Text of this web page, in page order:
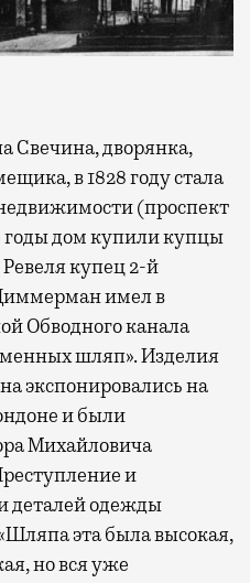
Свечина, дворянка,
в 1828 году стала
(проспект
годы дом купили купцы
купец 2-й
имел в
Обводного канала
шляп». Изделия
экспонировались на
и были
Михайловича
и
деталей одежды
эта была высокая,
но вся уже